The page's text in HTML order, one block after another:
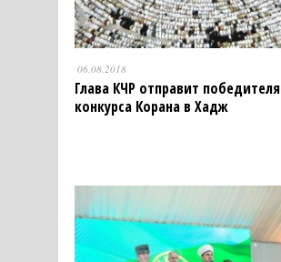
06.08.2018
Глава КЧР отправит победителя
конкурса Корана в Хадж